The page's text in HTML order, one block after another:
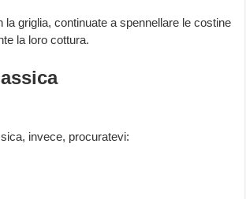
la griglia, continuate a spennellare le costine
la loro cottura.
invece, procuratevi: